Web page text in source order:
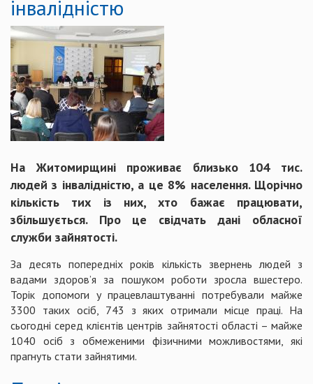
інвалідністю
На Житомирщині проживає близько 104 тис.
людей з інвалідністю, а це 8% населення. Щорічно
кількість тих із них, хто бажає працювати,
збільшується. Про це свідчать дані обласної
служби зайнятості.
За десять попередніх років кількість звернень людей з
вадами здоров’я за пошуком роботи зросла вшестеро.
Торік допомоги у працевлаштуванні потребували майже
3300 таких осіб, 743 з яких отримали місце праці. На
сьогодні серед клієнтів центрів зайнятості області – майже
1040 осіб з обмеженими фізичними можливостями, які
прагнуть стати зайнятими.